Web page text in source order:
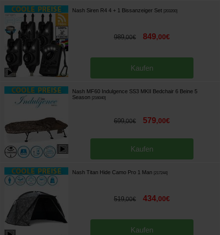
Nash Siren R4 4 + 1 Bissanzeiger Set 203200]
989,00€ 849,00€
Kaufen
Nash MF60 Indulgence SS3 MKII Bedchair 6 Beine 5
Season
216040]
699,00€ 579,00€
Kaufen
Nash Titan Hide Camo Pro 1 Man 217244]
519,00€ 434,00€
Kaufen